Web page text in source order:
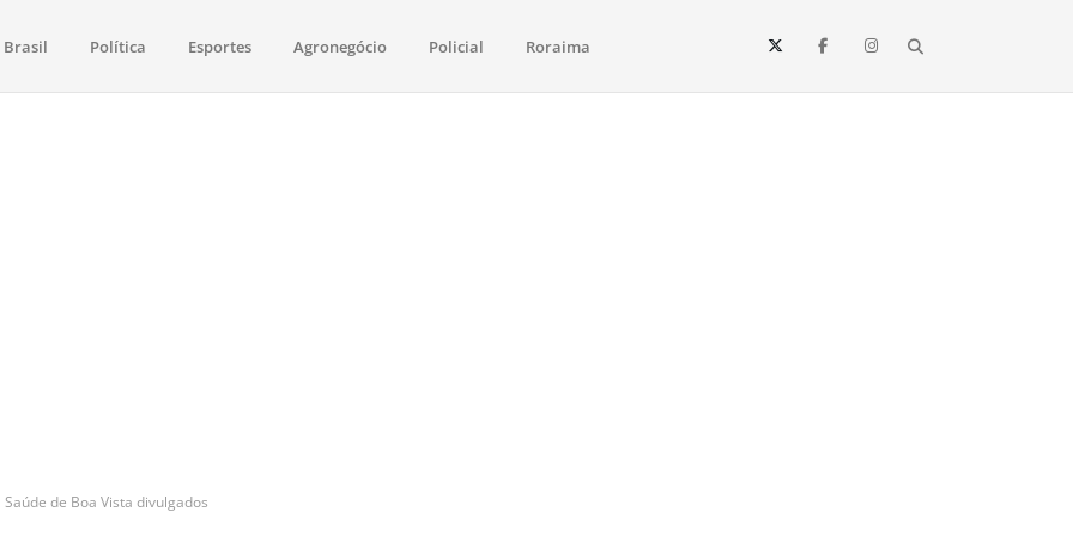
saúde, esportes, economia e os principais acontecimentos de Boa Vista e todo o estado de Roraima. Fique sempre informado
Brasil Política Esportes Agronegócio Policial Roraima
de Boa Vista divulgados